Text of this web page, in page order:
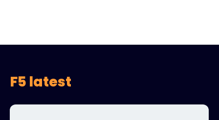
F5 latest